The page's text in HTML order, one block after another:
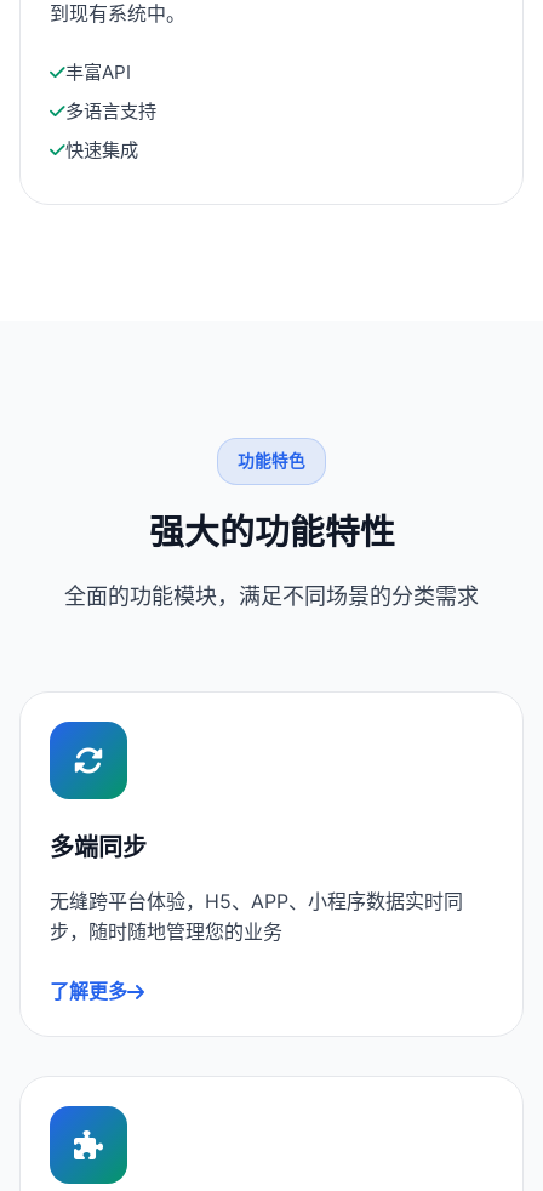
到现有系统中。
丰富API
多语言支持
快速集成
功能特色
强大的功能特性
全面的功能模块，满足不同场景的分类需求
多端同步
无缝跨平台体验，H5、APP、小程序数据实时同
步，随时随地管理您的业务
了解更多